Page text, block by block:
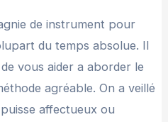
de instrument pour
du temps absolue. Il
vous aider a aborder le
agréable. On a veillé
affectueux ou